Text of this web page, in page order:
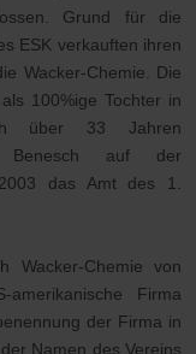
Grund für die
ESK verkauften ihren
Wacker-Chemie. Die
100%ige Tochter in
über 33 Jahren
Benesch auf der
das Amt des 1.
Wacker-Chemie von
Firma
der Firma in
Namen des Vereins